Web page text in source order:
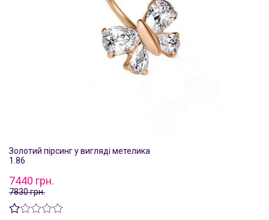
Золотий пірсинг у вигляді метелика
1.86
7440 грн.
7830 грн.